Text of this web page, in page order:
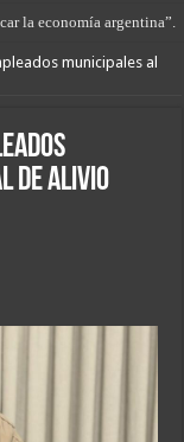
la economía argentina”.
que apuñaló a Maca
municipales al
de alivio